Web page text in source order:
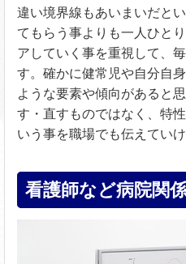
違い境界線もあいまいだと
てもらう事よりも一人ひと
アしていく事を重視して、
す。確かに健常児や自分自
ような要素や傾向があると
す・直すものではなく、特
いう事を職場でも伝えてい
看護師など病院関